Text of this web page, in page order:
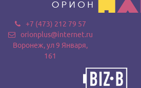
+7 (473) 212 79 57
orionplus@internet.ru
Воронеж, ул 9 Января,
161